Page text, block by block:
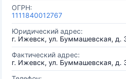
ОГРН:
1111840012767
Юридический адрес:
г. Ижевск, ул. Буммашевская, д.
Фактический адрес:
г. Ижевск, ул. Буммашевская, д.